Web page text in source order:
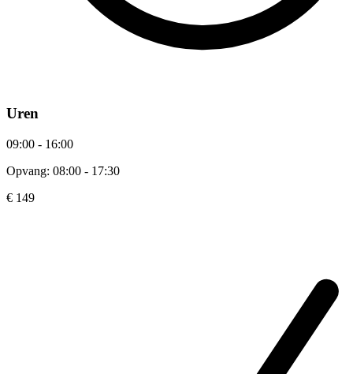
Uren
09:00 - 16:00
Opvang: 08:00 - 17:30
€ 149